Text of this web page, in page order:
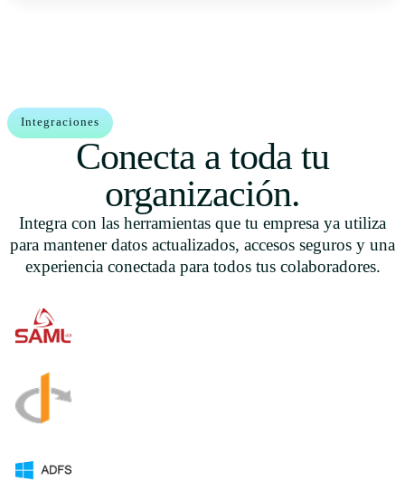
Integraciones
Conecta a toda tu
organización.
Integra con las herramientas que tu empresa ya utiliza
para mantener datos actualizados, accesos seguros y una
experiencia conectada para todos tus colaboradores.